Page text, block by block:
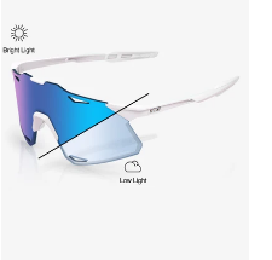
Verre
photochromique
BastilleBlue
Mirror